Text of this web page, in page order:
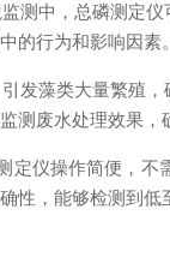
中，总磷测定
行为和影响因
藻类大量繁殖
废水处理效果
操作简便，不
，能够检测到低